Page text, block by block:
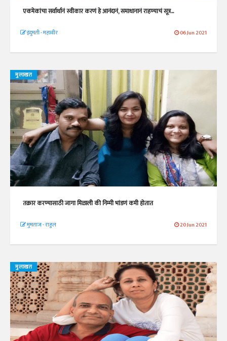
एकमेकांचा सर्वार्थानं स्वीकार करणं हे आनंदानं, समाधानानं राहण्याचं सूत्र...
इंदुमती - महावीर 06 Jun 2021
मुलाखत
तक्रार करण्यासाठी जागा मिळाली की निम्मी भांडणं कमी होतात
मुमताज - राहुल 20 Jun 2021
मुलाखत